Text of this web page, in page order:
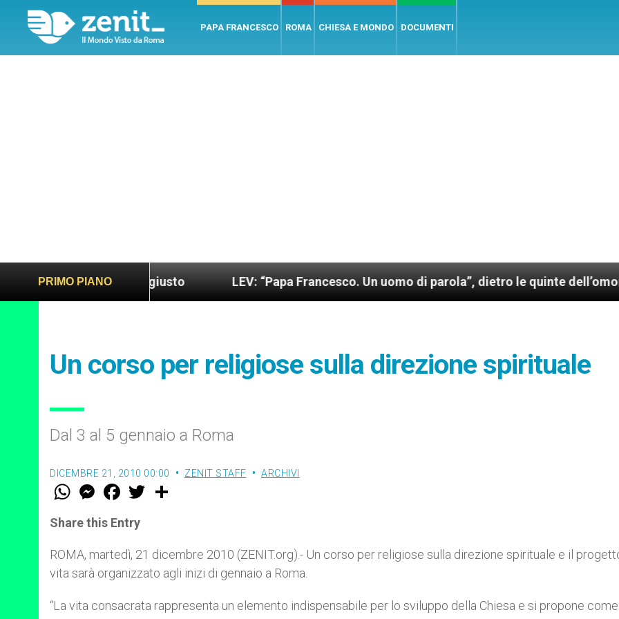
PAPA FRANCESCO ROMA CHIESA E MONDO DOCUMENTI
PRIMO PIANO
più sano e giusto LEV: “Papa Francesco. Un uomo di parola”, dietro le quinte dell’omonimo film
Un corso per religiose sulla direzione spirituale
Dal 3 al 5 gennaio a Roma
DICEMBRE 21, 2010 00:00 ZENIT STAFF ARCHIVI
W
t
s
p
p
M
e
s
e
g
e
r
F
a
e
b
o
k
w
Share this Entry
ROMA, martedì, 21 dicembre 2010 (ZENIT.org).- Un corso per religiose sulla direzione spirituale e il
vita sarà organizzato agli inizi di gennaio a Roma.
“La vita consacrata rappresenta un elemento indispensabile per lo sviluppo della Chiesa e si propone come